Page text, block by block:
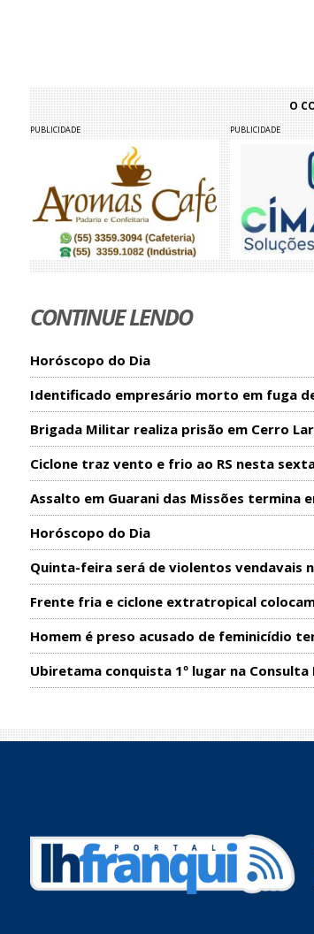
O
PUBLICIDADE PUBLICIDADE
CONTINUE LENDO
Horóscopo do Dia
Identificado empresário morto em fuga
Brigada Militar realiza prisão em Cerro
Ciclone traz vento e frio ao RS nesta
Assalto em Guarani das Missões termina
Horóscopo do Dia
Quinta-feira será de violentos vendavais
Frente fria e ciclone extratropical
Homem é preso acusado de feminicídio
Ubiretama conquista 1º lugar na Consulta